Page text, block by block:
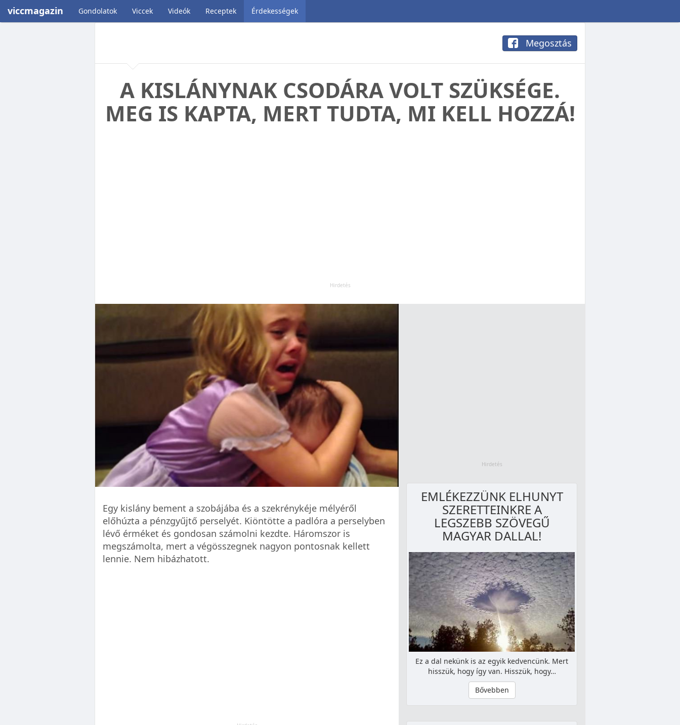
viccmagazin Gondolatok Viccek Videók Receptek Érdekességek
Megosztás
A KISLÁNYNAK CSODÁRA VOLT SZÜKSÉGE.
MEG IS KAPTA, MERT TUDTA, MI KELL HOZZÁ!
Egy kislány bement a szobájába és a szekrénykéje mélyéről
előhúzta a pénzgyűjtő perselyét. Kiöntötte a padlóra a perselyben
lévő érméket és gondosan számolni kezdte. Háromszor is
megszámolta, mert a végösszegnek nagyon pontosnak kellett
lennie. Nem hibázhatott.
EMLÉKEZZÜNK ELHUNYT
SZERETTEINKRE A
LEGSZEBB SZÖVEGŰ
MAGYAR DALLAL!
Ez a dal nekünk is az egyik kedvencünk. Mert
hisszük, hogy így van. Hisszük, hogy…
Bővebben